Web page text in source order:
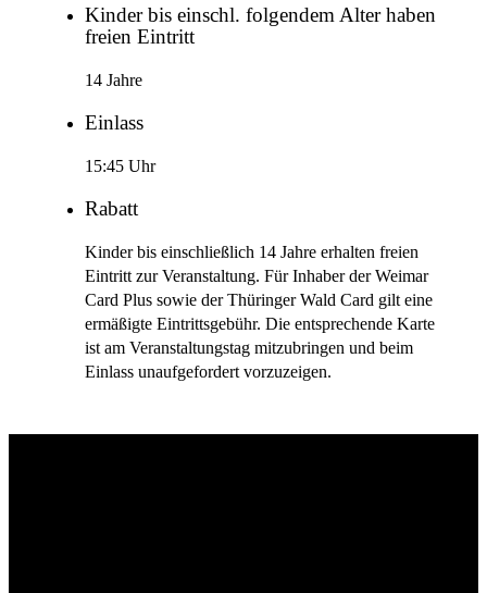
Kinder bis einschl. folgendem Alter haben
freien Eintritt
14 Jahre
Einlass
15:45 Uhr
Rabatt
Kinder bis einschließlich 14 Jahre erhalten freien
Eintritt zur Veranstaltung. Für Inhaber der Weimar
Card Plus sowie der Thüringer Wald Card gilt eine
ermäßigte Eintrittsgebühr. Die entsprechende Karte
ist am Veranstaltungstag mitzubringen und beim
Einlass unaufgefordert vorzuzeigen.